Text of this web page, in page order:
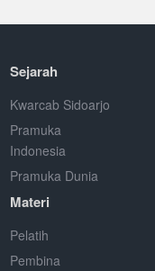
Sejarah
Kwarcab Sidoarjo
Pramuka
Indonesia
Pramuka Dunia
Materi
Pelatih
Pembina